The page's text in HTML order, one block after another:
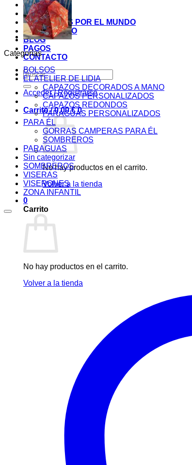
INICIO
TIENDA
MIS COSITAS POR EL MUNDO
EL COMIENZO
BLOG
PAGOS
CONTACTO
Buscar
por:
Acceder / Registrarse
Carrito /0,00€ 0
No hay productos en el carrito.
Volver a la tienda
0
Carrito
No hay productos en el carrito.
Volver a la tienda
Categorías
BOLSOS
EL ATELIER DE LIDIA
CAPAZOS DECORADOS A MANO
CAPAZOS PERSONALIZADOS
CAPAZOS REDONDOS
PARAGUAS PERSONALIZADOS
PARA ÉL
GORRAS CAMPERAS PARA ÉL
SOMBREROS
PARAGUAS
Sin categorizar
SOMBREROS
VISERAS
VISERONES
ZONA INFANTIL